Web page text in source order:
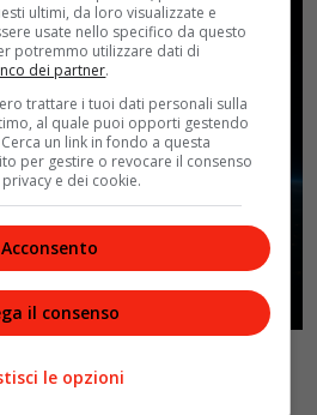
spaziali che promettono il
l’ora)
ultimi, da loro visualizzate e
usate nello specifico da questo
potremmo utilizzare dati di
dei partner.
trattare i tuoi dati personali sulla
al quale puoi opporti gestendo
un link in fondo a questa
per gestire o revocare il consenso
e dei cookie.
Acconsento
il consenso
le opzioni